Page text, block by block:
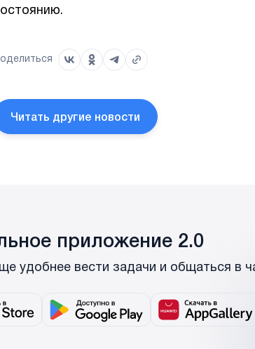
Читать другие новости
приложение 2.0
удобнее вести задачи и общаться в